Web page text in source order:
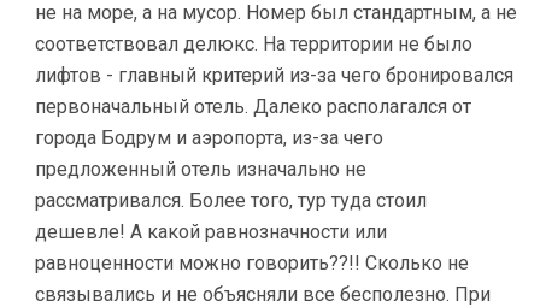
не на море, а на мусор. Номер был стандартным, а не
соответствовал делюкс. На территории не было
лифтов - главный критерий из-за чего бронировался
первоначальный отель. Далеко располагался от
города Бодрум и аэропорта, из-за чего
предложенный отель изначально не
рассматривался. Более того, тур туда стоил
дешевле! А какой равнозначности или
равноценности можно говорить??!! Сколько не
связывались и не объясняли все бесполезно. При